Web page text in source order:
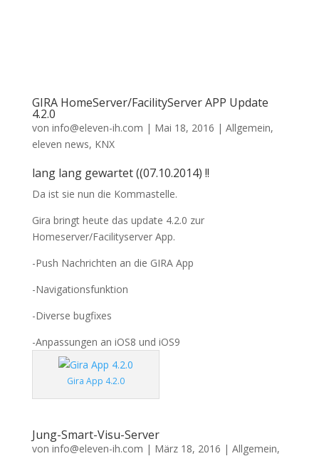
GIRA HomeServer/FacilityServer APP Update
4.2.0
von info@eleven-ih.com | Mai 18, 2016 | Allgemein,
eleven news, KNX
lang lang gewartet ((07.10.2014) !!
Da ist sie nun die Kommastelle.
Gira bringt heute das update 4.2.0 zur
Homeserver/Facilityserver App.
-Push Nachrichten an die GIRA App
-Navigationsfunktion
-Diverse bugfixes
-Anpassungen an iOS8 und iOS9
Gira App 4.2.0
Jung-Smart-Visu-Server
von info@eleven-ih.com | März 18, 2016 | Allgemein,